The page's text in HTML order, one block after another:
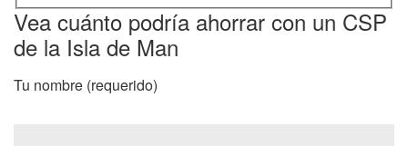
Vea cuánto podría ahorrar con un CSP
de la Isla de Man
Tu nombre (requerido)